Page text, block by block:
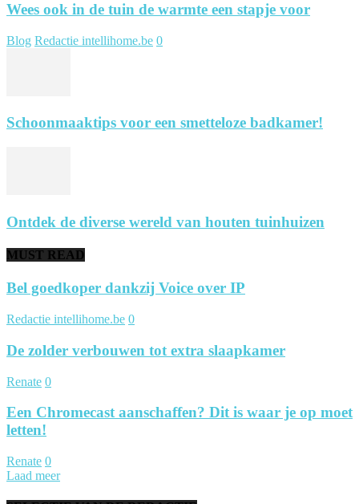
Wees ook in de tuin de warmte een stapje voor
Blog Redactie intellihome.be 0
Schoonmaaktips voor een smetteloze badkamer!
Ontdek de diverse wereld van houten tuinhuizen
MUST READ
Bel goedkoper dankzij Voice over IP
Redactie intellihome.be 0
De zolder verbouwen tot extra slaapkamer
Renate 0
Een Chromecast aanschaffen? Dit is waar je op moet
letten!
Renate 0
Laad meer